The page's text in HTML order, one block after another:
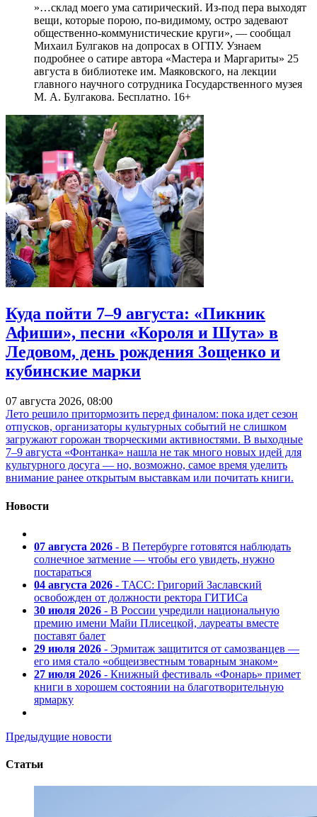
»…склад моего ума сатирический. Из-под пера выходят
вещи, которые порою, по-видимому, остро задевают
общественно-коммунистические круги», — сообщал
Михаил Булгаков на допросах в ОГПУ. Узнаем
подробнее о сатире автора «Мастера и Маргариты» 25
августа в библиотеке им. Маяковского, на лекции
главного научного сотрудника Государственного музея
М. А. Булгакова. Бесплатно. 16+
Куда пойти 7–9 августа: «Пикник
Афиши», песни «Короля и Шута» в
Ледовом, день рождения Зощенко и
кубинские марки
07 августа 2026, 08:00
Лето решило притормозить перед финалом: пока идет сезон
отпусков, организаторы культурных событий не слишком
загружают горожан творческими активностями. В выходные
7–9 августа «Фонтанка» нашла не так много новых идей для
культурного досуга — но, возможно, самое время уделить
внимание ранее открытым выставкам или почитать книги.
Новости
07 августа 2026 - В Петербурге готовятся наблюдать
солнечное затмение — чтобы его увидеть, нужно
постараться
04 августа 2026 - ТАСС: Григорий Заславский
освобожден от должности ректора ГИТИСа
30 июля 2026 - В России учредили национальную
премию имени Майи Плисецкой, лауреаты вместе
поставят балет
29 июля 2026 - Эрмитаж защитится от самозванцев —
его имя стало «общеизвестным товарным знаком»
27 июля 2026 - Книжный фестиваль «Фонарь» примет
книги в хорошем состоянии на благотворительную
ярмарку
Предыдущие новости
Статьи